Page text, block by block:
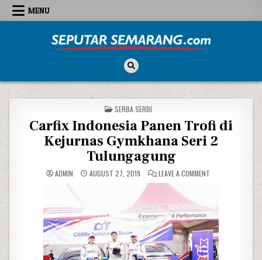
Skip to content
MENU
POSTED IN
SERBA SERBI
Carfix Indonesia Panen Trofi di
Kejurnas Gymkhana Seri 2
Tulungagung
ADMIN AUGUST 27, 2019 LEAVE A COMMENT